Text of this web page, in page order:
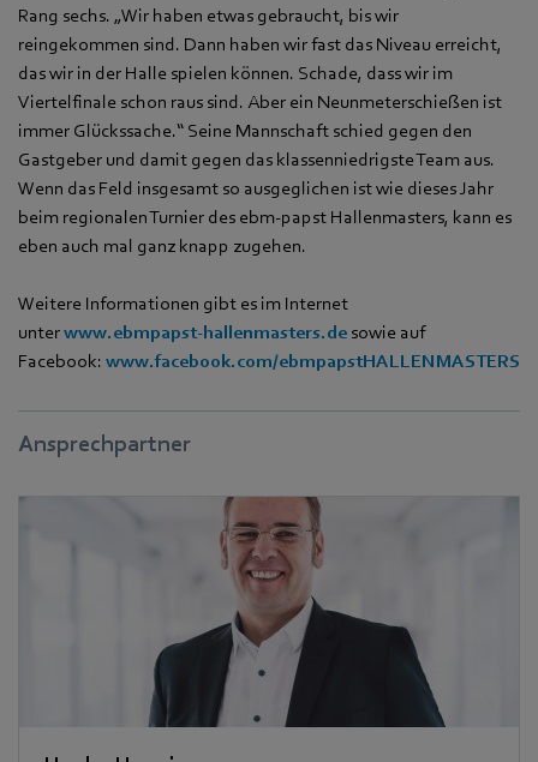
Rang sechs. „Wir haben etwas gebraucht, bis wir
reingekommen sind. Dann haben wir fast das Niveau erreicht,
das wir in der Halle spielen können. Schade, dass wir im
Viertelfinale schon raus sind. Aber ein Neunmeterschießen ist
immer Glückssache.“ Seine Mannschaft schied gegen den
Gastgeber und damit gegen das klassenniedrigste Team aus.
Wenn das Feld insgesamt so ausgeglichen ist wie dieses Jahr
beim regionalen Turnier des ebm-papst Hallenmasters, kann es
eben auch mal ganz knapp zugehen.
Weitere Informationen gibt es im Internet
unterwww.ebmpapst-hallenmasters.de sowie auf
Facebook: www.facebook.com/ebmpapstHALLENMASTERS
Ansprechpartner